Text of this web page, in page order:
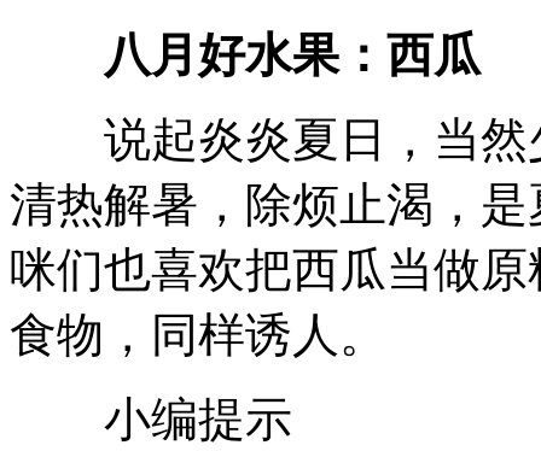
八月好水果：西瓜
说起炎炎夏日，当然
清热解暑，除烦止渴，
咪们也喜欢把西瓜当做
食物，同样诱人。
小编提示